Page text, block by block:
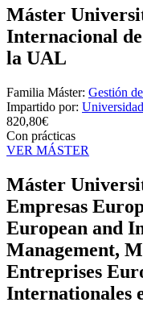
Máster
Internacional
la UAL
Familia Máster: Gestión
Impartido por:
820,80€
Con prácticas
VER MÁSTER
Máster
Empresas
European and
Management,
Entreprises
Internationales